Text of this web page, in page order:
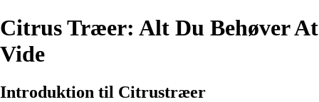
Citrus Træer: Alt Du Behøver At
Vide
Introduktion til Citrustræer